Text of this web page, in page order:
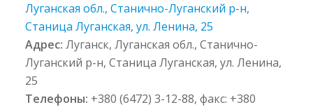
Луганская обл., Станично-Луганский р-н,
Станица Луганская, ул. Ленина, 25
Адрес:Луганск, Луганская обл., Станично-
Луганский р-н, Станица Луганская, ул. Ленина,
25
Телефоны: +380 (6472) 3-12-88, факс: +380